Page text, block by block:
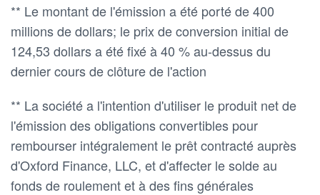
** Le montant de l'émission a été porté de 400
millions de dollars; le prix de conversion initial de
124,53 dollars a été fixé à 40 % au-dessus du
dernier cours de clôture de l'action
** La société a l'intention d'utiliser le produit net de
l'émission des obligations convertibles pour
rembourser intégralement le prêt contracté auprès
d'Oxford Finance, LLC, et d'affecter le solde au
fonds de roulement et à des fins générales